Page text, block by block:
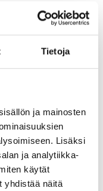
Tietoja
ja mainosten
Lisäksi
ja analytiikka-
käytät
yhdistää näitä
päällystää
Peab
Mikael Perhomaa
tien käyttäjille.